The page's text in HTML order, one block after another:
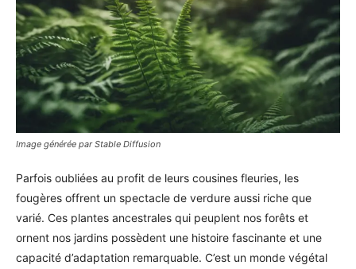
Image générée par Stable Diffusion
Parfois oubliées au profit de leurs cousines fleuries, les
fougères offrent un spectacle de verdure aussi riche que
varié. Ces plantes ancestrales qui peuplent nos forêts et
ornent nos jardins possèdent une histoire fascinante et une
capacité d’adaptation remarquable. C’est un monde végétal